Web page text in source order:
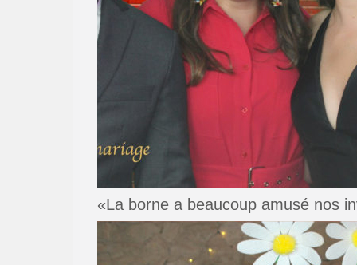
«La borne a beaucoup amusé nos